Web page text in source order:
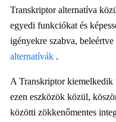
Transkriptor alternatíva
egyedi funkciókat és
igényekre szabva, beleértve
alternatívák .
A Transkriptor kiemelkedik
ezen eszközök közül,
közötti zökkenőmentes